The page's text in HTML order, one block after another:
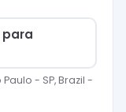
para
- SP, Brazil -